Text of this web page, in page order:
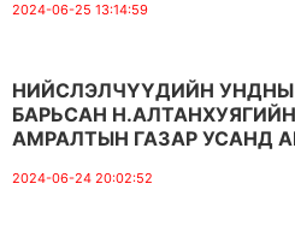
2024-06-25 13:14:59
НИЙСЛЭЛЧҮҮДИЙН УНДНЫ
БАРЬСАН
АМРАЛТЫН ГАЗАР УСАНД
2024-06-24 20:02:52